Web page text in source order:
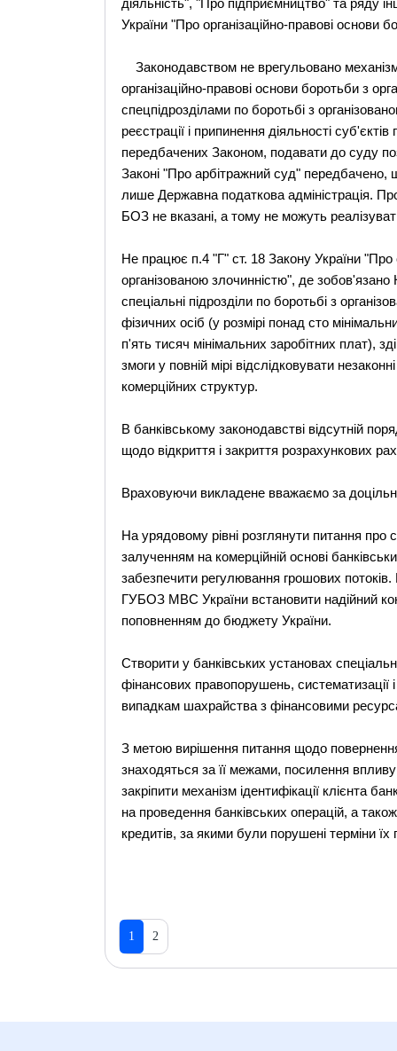
діяльність", "Про підприємництво" та ряду
України "Про організаційно-правові основи
Законодавством не врегульовано
організаційно-правові основи боротьби з
спецпідрозділами по боротьбі з
реєстрації і припинення діяльності
передбачених Законом, подавати до суду
Законі "Про арбітражний суд"
лише Державна податкова адміністрація.
БОЗ не вказані, а тому не можуть
Не працює п.4 "Г" ст. 18 Закону України "Про
організованою злочинністю", де
спеціальні підрозділи по боротьбі з
фізичних осіб (у розмірі понад сто
п'ять тисяч мінімальних заробітних плат),
змоги у повній мірі відслідковувати
комерційних структур.
В банківському законодавстві відсутній
щодо відкриття і закриття розрахункових
Враховуючи викладене вважаємо за
На урядовому рівні розглянути питання про
залученням на комерційній основі
забезпечити регулювання грошових
ГУБОЗ МВС України встановити надійний
поповненням до бюджету України.
Створити у банківських установах
фінансових правопорушень, систематизації
випадкам шахрайства з фінансовими
З метою вирішення питання щодо
знаходяться за її межами, посилення
закріпити механізм ідентифікації клієнта
на проведення банківських операцій, а
кредитів, за якими були порушені терміни
1 2